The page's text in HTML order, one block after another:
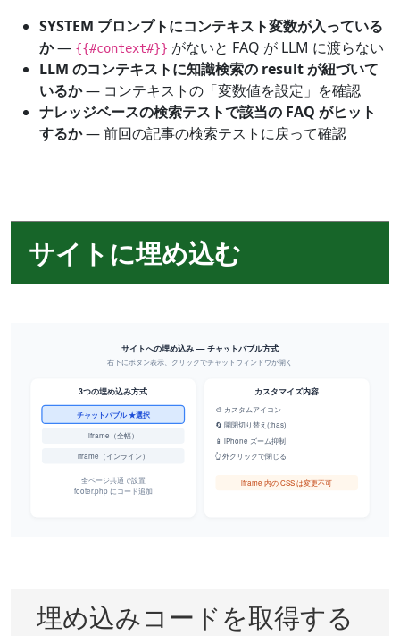
SYSTEM プロンプトにコンテキスト変数が入っている
か— {{#context#}} がないと FAQ が LLM に渡らない
LLM のコンテキストに知識検索の result が紐づいて
いるか— コンテキストの「変数値を設定」を確認
ナレッジベースの検索テストで該当の FAQ がヒット
するか— 前回の記事の検索テストに戻って確認
サイトに埋め込む
埋め込みコードを取得する